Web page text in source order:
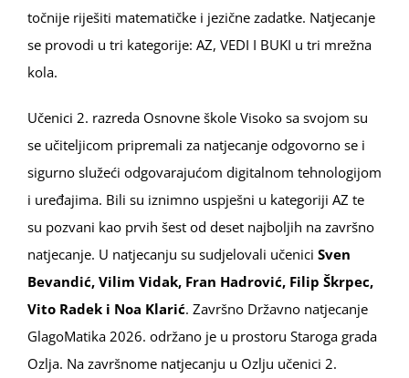
točnije riješiti matematičke i jezične zadatke. Natjecanje
se provodi u tri kategorije: AZ, VEDI I BUKI u tri mrežna
kola.
Učenici 2. razreda Osnovne škole Visoko sa svojom su
se učiteljicom pripremali za natjecanje odgovorno se i
sigurno služeći odgovarajućom digitalnom tehnologijom
i uređajima. Bili su iznimno uspješni u kategoriji AZ te
su pozvani kao prvih šest od deset najboljih na završno
natjecanje. U natjecanju su sudjelovali učenici Sven
Bevandić, Vilim Vidak, Fran Hadrović, Filip Škrpec,
Vito Radek i Noa Klarić. Završno Državno natjecanje
GlagoMatika 2026. održano je u prostoru Staroga grada
Ozlja. Na završnome natjecanju u Ozlju učenici 2.